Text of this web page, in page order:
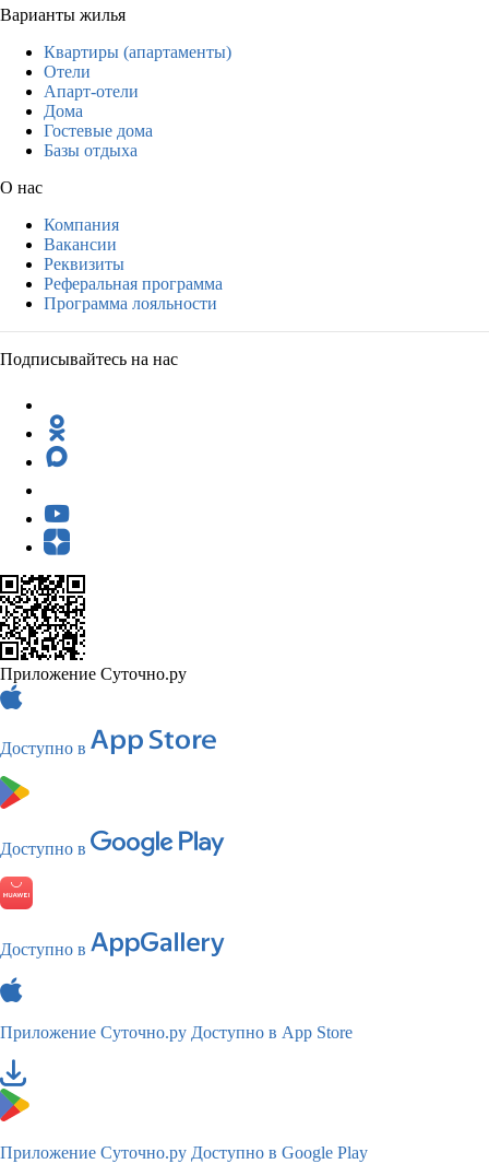
Варианты жилья
Квартиры (апартаменты)
Отели
Апарт-отели
Дома
Гостевые дома
Базы отдыха
О нас
Компания
Вакансии
Реквизиты
Реферальная программа
Программа лояльности
Подписывайтесь на нас
Приложение Суточно.ру
Доступно в
Доступно в
Доступно в
Приложение Суточно.ру Доступно в App Store
Приложение Суточно.ру Доступно в Google Play